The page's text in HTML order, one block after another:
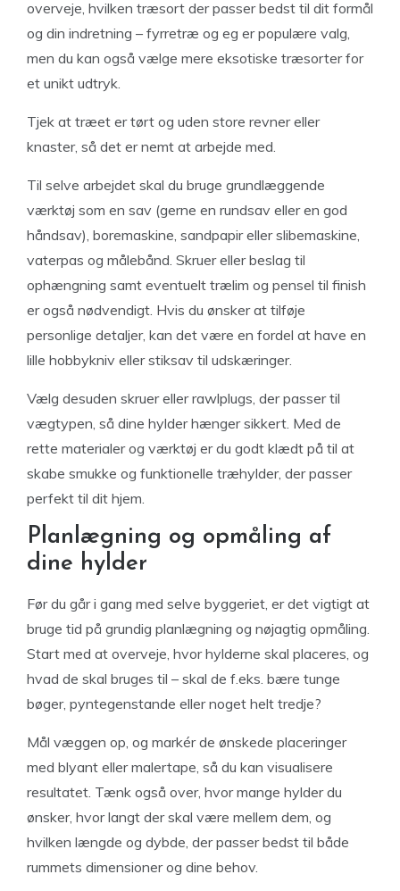
overveje, hvilken træsort der passer bedst til dit formål
og din indretning – fyrretræ og eg er populære valg,
men du kan også vælge mere eksotiske træsorter for
et unikt udtryk.
Tjek at træet er tørt og uden store revner eller
knaster, så det er nemt at arbejde med.
Til selve arbejdet skal du bruge grundlæggende
værktøj som en sav (gerne en rundsav eller en god
håndsav), boremaskine, sandpapir eller slibemaskine,
vaterpas og målebånd. Skruer eller beslag til
ophængning samt eventuelt trælim og pensel til finish
er også nødvendigt. Hvis du ønsker at tilføje
personlige detaljer, kan det være en fordel at have en
lille hobbykniv eller stiksav til udskæringer.
Vælg desuden skruer eller rawlplugs, der passer til
vægtypen, så dine hylder hænger sikkert. Med de
rette materialer og værktøj er du godt klædt på til at
skabe smukke og funktionelle træhylder, der passer
perfekt til dit hjem.
Planlægning og opmåling af
dine hylder
Før du går i gang med selve byggeriet, er det vigtigt at
bruge tid på grundig planlægning og nøjagtig opmåling.
Start med at overveje, hvor hylderne skal placeres, og
hvad de skal bruges til – skal de f.eks. bære tunge
bøger, pyntegenstande eller noget helt tredje?
Mål væggen op, og markér de ønskede placeringer
med blyant eller malertape, så du kan visualisere
resultatet. Tænk også over, hvor mange hylder du
ønsker, hvor langt der skal være mellem dem, og
hvilken længde og dybde, der passer bedst til både
rummets dimensioner og dine behov.